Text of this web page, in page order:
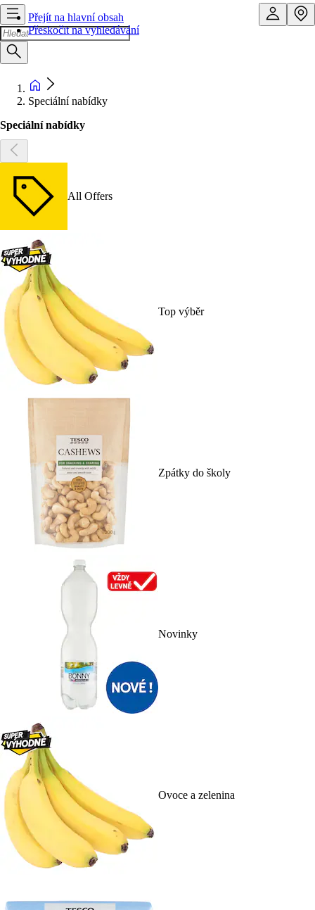
Přejít na hlavní obsah
Přeskočit na vyhledávání
Speciální nabídky
Speciální nabídky
All Offers
Top výběr
Zpátky do školy
Novinky
Ovoce a zelenina